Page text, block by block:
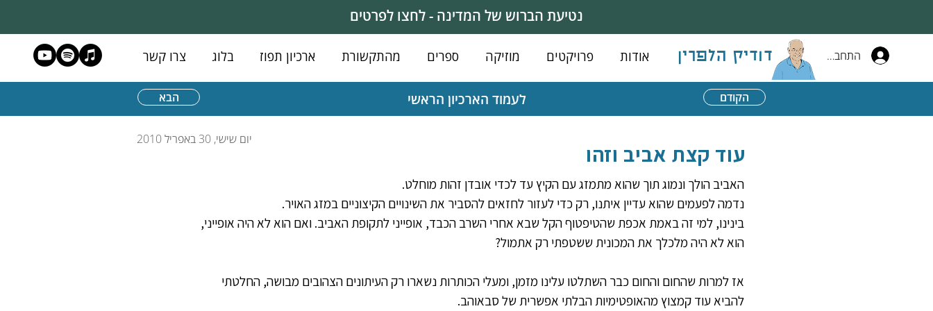
נטיעת הברוש של המדינה - לחצו לפרטים
אודות פרויקטים מוזיקה ספרים מהתקשורת ארכיון תפוז בלוג צרו קשר דודיק הלפרין התחברות
הבא לעמוד הארכיון הראשי הקודם
יום שישי, 30 באפריל 2010
עוד קצת אביב וזהו
האביב הולך ונמוג תוך שהוא מתמזג עם הקיץ עד לכדי אובדן זהות מוחלט.
נדמה לפעמים שהוא עדיין איתנו, רק כדי לעזור לחזאים להסביר את השינויים הקיצוניים במזג האויר.
בינינו, למי זה באמת אכפת שהטיפטוף הקל שבא אחרי השרב הכבד, אופייני לתקופת האביב. ואם הוא לא היה אופייני,
הוא לא היה מלכלך את המכונית ששטפתי רק אתמול?
אז למרות שהחום והחום כבר השתלטו עלינו מזמן, ומעלי הכותרות נשארו רק העיתונים הצהובים מבושה, החלטתי
להביא עוד קמצוץ מהאופטימיות הבלתי אפשרית של סבאוהב.